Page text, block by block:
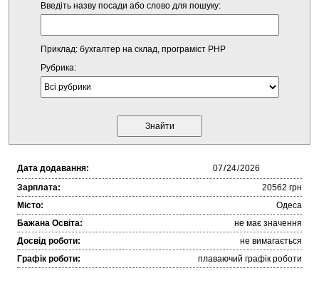
Введіть назву посади або слово для пошуку:
Приклад: бухгалтер на склад, програміст PHP
Рубрика:
Дата додавання:
Зарплата:
20562 грн
Місто:
Одеса
Бажана Освіта:
не має значення
Досвід роботи:
не вимагається
Графік роботи:
плаваючий графік роботи